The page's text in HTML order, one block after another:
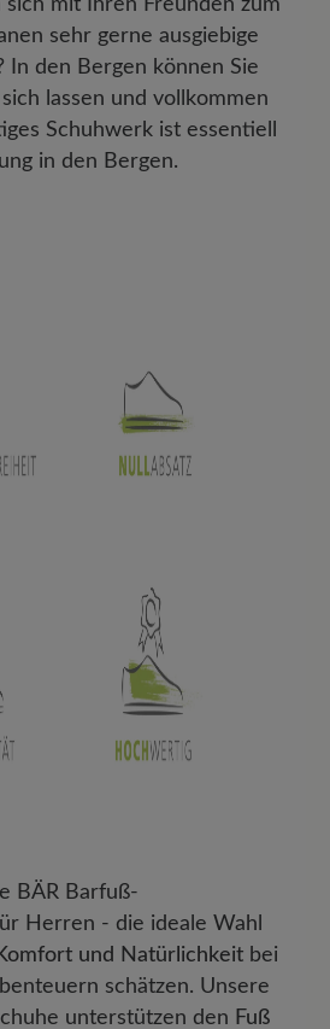
sehr gerne ausgiebige
In den Bergen können Sie
lassen und vollkommen
Schuhwerk ist essentiell
in den Bergen.
BÄR Barfuß-
Herren - die ideale Wahl
und Natürlichkeit bei
schätzen. Unsere
unterstützen den Fuß